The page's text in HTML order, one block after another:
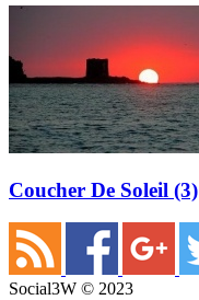
Coucher De Soleil (3)
Social3W © 2023